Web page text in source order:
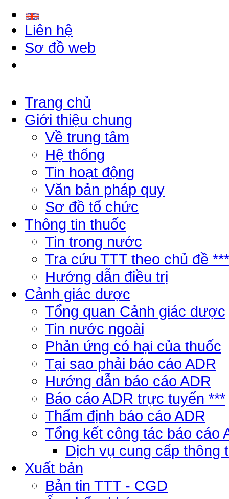
Liên hệ
Sơ đồ web
Trang chủ
Giới thiệu chung
Về trung tâm
Hệ thống
Tin hoạt động
Văn bản pháp quy
Sơ đồ tổ chức
Thông tin thuốc
Tin trong nước
Tra cứu TTT theo chủ đề ***
Hướng dẫn điều trị
Cảnh giác dược
Tổng quan Cảnh giác dược
Tin nước ngoài
Phản ứng có hại của thuốc
Tại sao phải báo cáo ADR
Hướng dẫn báo cáo ADR
Báo cáo ADR trực tuyến ***
Thẩm định báo cáo ADR
Tổng kết công tác báo cáo
Dịch vụ cung cấp thông
Xuất bản
Bản tin TTT - CGD